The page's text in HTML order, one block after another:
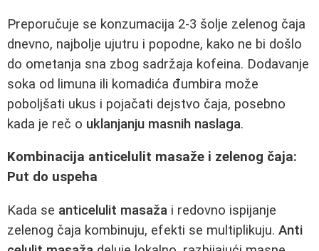
Preporučuje se konzumacija 2-3 šolje zelenog čaja
dnevno, najbolje ujutru i popodne, kako ne bi došlo
do ometanja sna zbog sadržaja kofeina. Dodavanje
soka od limuna ili komadića đumbira može
poboljšati ukus i pojačati dejstvo čaja, posebno
kada je reč o uklanjanju masnih naslaga.
Kombinacija anticelulit masaže i zelenog čaja:
Put do uspeha
Kada se anticelulit masaža i redovno ispijanje
zelenog čaja kombinuju, efekti se multiplikuju. Anti